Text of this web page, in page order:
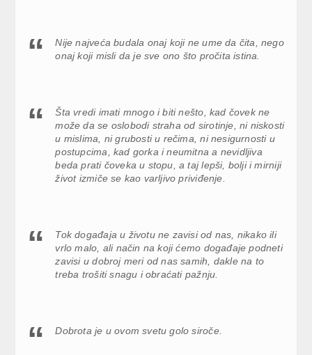
Nije najveća budala onaj koji ne ume da čita, nego
onaj koji misli da je sve ono što pročita istina.
Šta vredi imati mnogo i biti nešto, kad čovek ne
može da se oslobodi straha od sirotinje, ni niskosti
u mislima, ni grubosti u rečima, ni nesigurnosti u
postupcima, kad gorka i neumitna a nevidljiva
beda prati čoveka u stopu, a taj lepši, bolji i mirniji
život izmiče se kao varljivo priviđenje.
Tok događaja u životu ne zavisi od nas, nikako ili
vrlo malo, ali način na koji ćemo događaje podneti
zavisi u dobroj meri od nas samih, dakle na to
treba trošiti snagu i obraćati pažnju.
Dobrota je u ovom svetu golo siroče.